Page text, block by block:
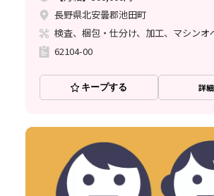
長野県北安曇郡池田町
検査、梱包・仕分け、加工、マシンオ
62104-00
キープする 詳